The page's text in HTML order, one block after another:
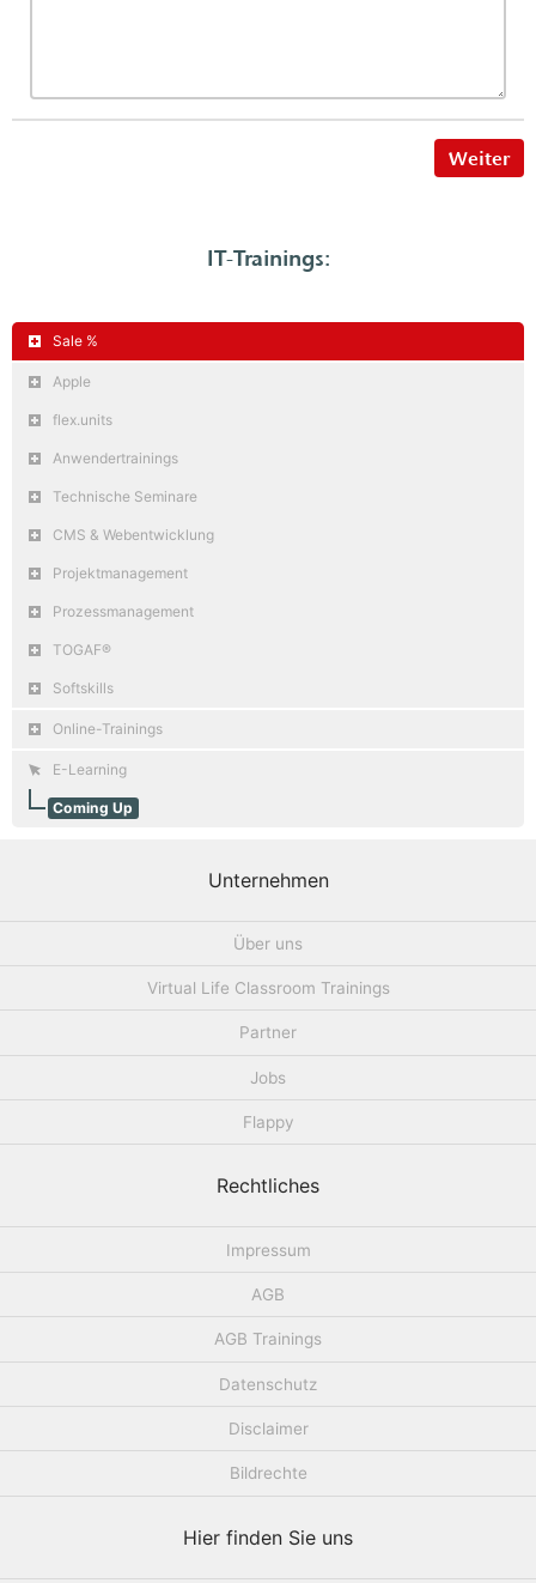
Weiter
IT-Trainings:
Sale %
Apple
flex.units
Anwendertrainings
Technische Seminare
CMS & Webentwicklung
Projektmanagement
Prozessmanagement
TOGAF®
Softskills
Online-Trainings
E-Learning
Coming Up
Unternehmen
Über uns
Virtual Life Classroom Trainings
Partner
Jobs
Flappy
Rechtliches
Impressum
AGB
AGB Trainings
Datenschutz
Disclaimer
Bildrechte
Hier finden Sie uns